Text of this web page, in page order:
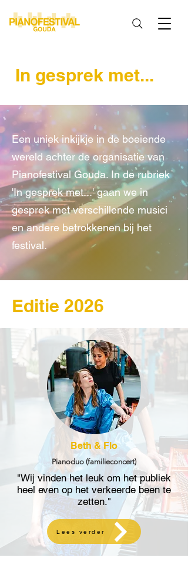
In gesprek met...
Een uniek inkijkje in de boeiende
wereld achter de organisatie van
Pianofestival Gouda. In de rubriek
'In gesprek met...' gaan we in
gesprek met verschillende musici
en andere betrokkenen bij het
festival.
Editie 2026
Beth & Flo
Pianoduo (familieconcert)
"Wij vinden het leuk om het publiek
heel even op het verkeerde been te
zetten."
Lees verder